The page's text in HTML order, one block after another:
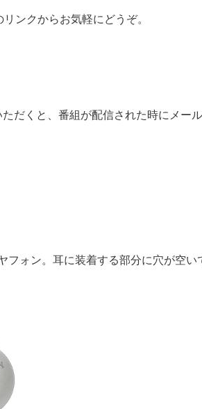
ンクからお気軽にどうぞ。
だくと、番組が配信された時にメー
フォン。耳に装着する部分に穴が空